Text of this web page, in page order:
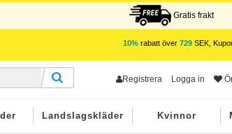
Gratis frakt
10%rabatt över 729SEK,
Registrera Logga in
Landslagskläder Kvinnor